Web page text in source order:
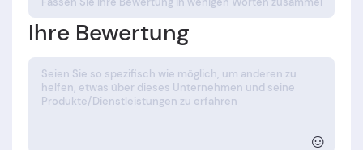
Ihre Bewertung
☺